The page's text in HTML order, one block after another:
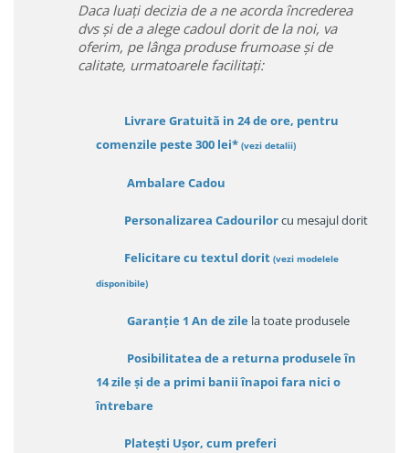
Daca luați decizia de a ne acorda încrederea
dvs și de a alege cadoul dorit de la noi, va
oferim, pe lânga produse frumoase și de
calitate, urmatoarele facilitați:
Livrare Gratuită in 24 de ore, pentru
comenzile peste 300 lei* (vezi detalii)
Ambalare Cadou
Personalizarea Cadourilorcu mesajul dorit
Felicitare cu textul dorit (vezi modelele
disponibile)
Garanție 1 An de zile la toate produsele
Posibilitatea de a returna produsele în
14 zileși de a primi banii înapoi fara nici o
întrebare
Platești Ușor, cum preferi